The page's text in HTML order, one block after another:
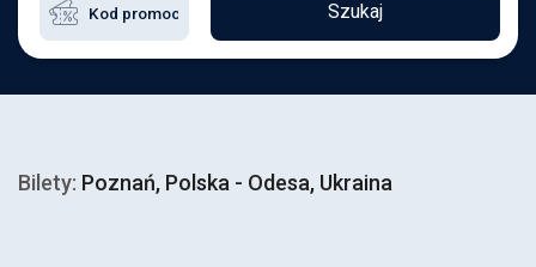
Szukaj
Bilety: Poznań, Polska - Odesa, Ukraina